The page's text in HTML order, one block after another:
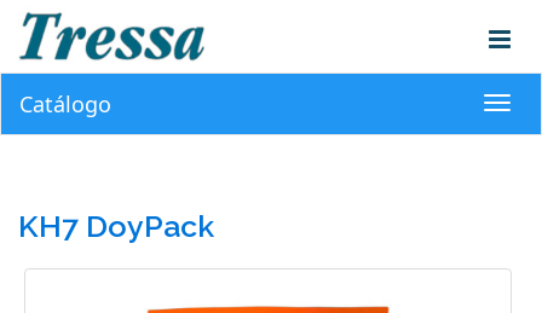
Catálogo
KH7 DoyPack